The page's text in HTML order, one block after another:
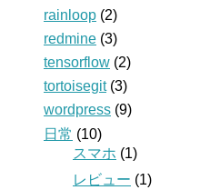
rainloop (2)
redmine (3)
tensorflow (2)
tortoisegit(3)
wordpress (9)
日常 (10)
スマホ (1)
レビュー (1)